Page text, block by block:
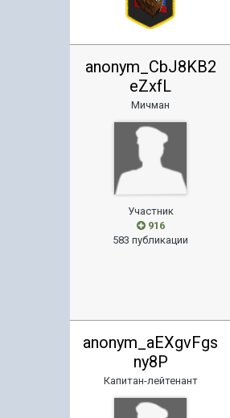
anonym_CbJ8KB2
eZxfL
Мичман
Участник
916
583 публикации
anonym_aEXgvFgs
ny8P
Капитан-лейтенант